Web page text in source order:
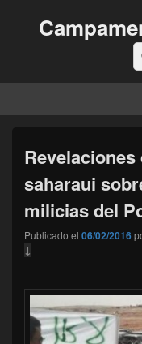
saharaui
milicias del
Publicado el 06/02/2016
↓